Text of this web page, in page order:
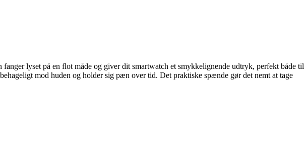
lyset på en flot måde og giver dit smartwatch et smykkelignende udtryk, perfekt både til
mod huden og holder sig pæn over tid. Det praktiske spænde gør det nemt at tage